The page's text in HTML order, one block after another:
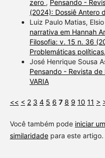
zero , Pensando -
(2024): Dossiê Antero
Luiz Paulo Matias,
narrativa em Hannah
Filosofia: v. 15 n. 36
Problemáticas
José Henrique Sousa
Pensando - Revista
VARIA
<< < 2 3 4 5 6 7 8 9 10 11 >
Você também pode iniciar
similaridadepara este artigo.